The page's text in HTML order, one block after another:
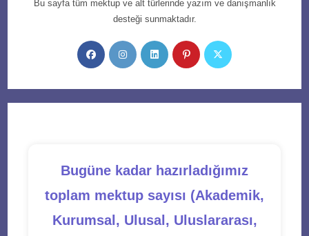
Bu sayfa tüm mektup ve alt türlerinde yazım ve danışmanlık
desteği sunmaktadır.
Opens
in
Opens
in
Opens
in
Opens
in
Opens
Bugüne kadar hazırladığımız
toplam mektup sayısı (Akademik,
Kurumsal, Ulusal, Uluslararası,